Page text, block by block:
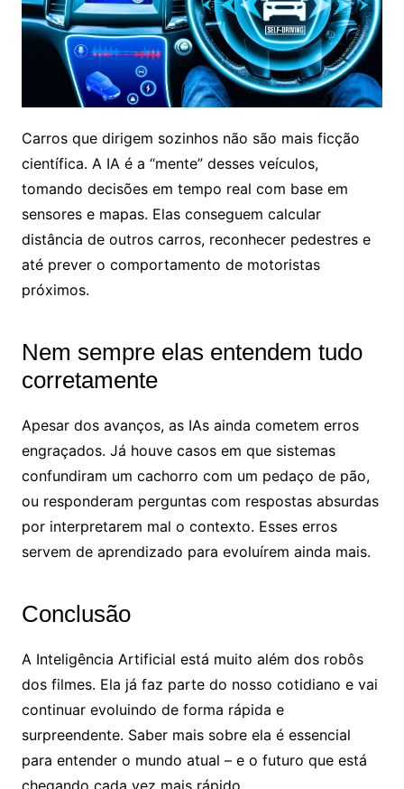
Carros que dirigem sozinhos não são mais ficção
científica. A IA é a “mente” desses veículos,
tomando decisões em tempo real com base em
sensores e mapas. Elas conseguem calcular
distância de outros carros, reconhecer pedestres e
até prever o comportamento de motoristas
próximos.
Nem sempre elas entendem tudo
corretamente
Apesar dos avanços, as IAs ainda cometem erros
engraçados. Já houve casos em que sistemas
confundiram um cachorro com um pedaço de pão,
ou responderam perguntas com respostas absurdas
por interpretarem mal o contexto. Esses erros
servem de aprendizado para evoluírem ainda mais.
Conclusão
A Inteligência Artificial está muito além dos robôs
dos filmes. Ela já faz parte do nosso cotidiano e vai
continuar evoluindo de forma rápida e
surpreendente. Saber mais sobre ela é essencial
para entender o mundo atual – e o futuro que está
chegando cada vez mais rápido.